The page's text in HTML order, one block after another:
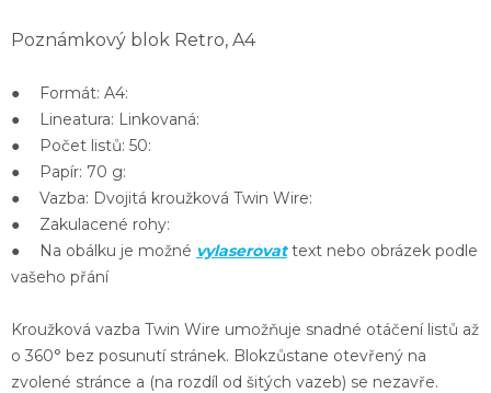
Poznámkový blok Retro, A4
● Formát: A4:
● Lineatura: Linkovaná:
● Počet listů: 50:
● Papír: 70 g:
● Vazba: Dvojitá kroužková Twin Wire:
● Zakulacené rohy:
● Na obálku je možné vylaserovattext nebo obrázek podle
vašeho přání
Kroužková vazba Twin Wire umožňuje snadné otáčení listů až
o 360° bez posunutí stránek. Blokzůstane otevřený na
zvolené stránce a (na rozdíl od šitých vazeb) se nezavře.